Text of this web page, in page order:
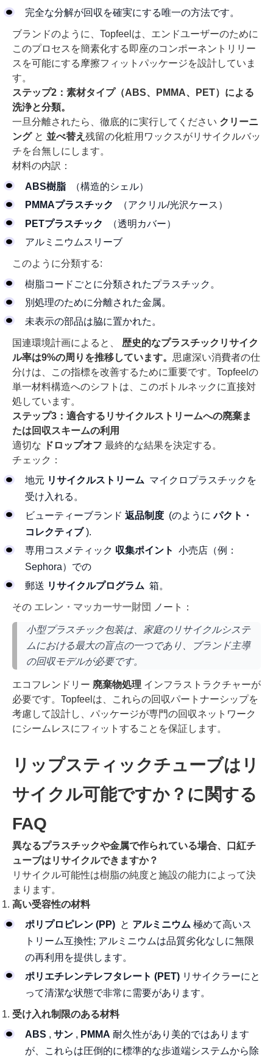
完全な分解が回収を確実にする唯一の方法です。
ブランドのように、Topfeelは、エンドユーザーのために
このプロセスを簡素化する即座のコンポーネントリリー
スを可能にする摩擦フィットパッケージを設計していま
す。
ステップ2：素材タイプ（ABS、PMMA、PET）による
洗浄と分類。
一旦分離されたら、徹底的に実行してください クリーニ
ングと 並べ替え 残留の化粧用ワックスがリサイクルバッ
チを台無しにします。
材料の内訳：
ABS樹脂
（構造的シェル）
PMMAプラスチック
（アクリル/光沢ケース）
PETプラスチック
（透明カバー）
アルミニウムスリーブ
このように分類する:
樹脂コードごとに分類されたプラスチック。
別処理のために分離された金属。
未表示の部品は脇に置かれた。
国連環境計画によると、 歴史的なプラスチックリサイク
ル率は9%の周りを推移しています。 思慮深い消費者の仕
分けは、この指標を改善するために重要です。Topfeelの
単一材料構造へのシフトは、このボトルネックに直接対
処しています。
ステップ3：適合するリサイクルストリームへの廃棄ま
たは回収スキームの利用
適切な
ドロップオフ 最終的な結果を決定する。
チェック：
地元 リサイクルストリーム マイクロプラスチックを
受け入れる。
ビューティーブランド 返品制度 (のようにパクト・
コレクティブ ).
専用コスメティック 収集ポイント
小売店（例：
Sephora）での
郵送 リサイクルプログラム 箱。
その エレン・マッカーサー財団 ノート：
小型プラスチック包装は、家庭のリサイクルシステ
ムにおける最大の盲点の一つであり、ブランド主導
の回収モデルが必要です。
エコフレンドリー 廃棄物処理 インフラストラクチャーが
必要です。Topfeelは、これらの回収パートナーシップを
考慮して設計し、パッケージが専門の回収ネットワーク
にシームレスにフィットすることを保証します。
リップスティックチューブはリ
サイクル可能ですか？に関する
FAQ
異なるプラスチックや金属で作られている場合、口紅チ
ューブはリサイクルできますか？
リサイクル可能性は樹脂の純度と施設の能力によって決
まります。
高い受容性の材料
ポリプロピレン (PP) と アルミニウム 極めて高いス
トリーム互換性; アルミニウムは品質劣化なしに無限
の再利用を提供します。
ポリエチレンテレフタレート (PET) リサイクラーにと
って清潔な状態で非常に需要があります。
受け入れ制限のある材料
ABS , サン , PMMA 耐久性があり美的ではあります
が、これらは圧倒的に標準的な歩道端システムから除